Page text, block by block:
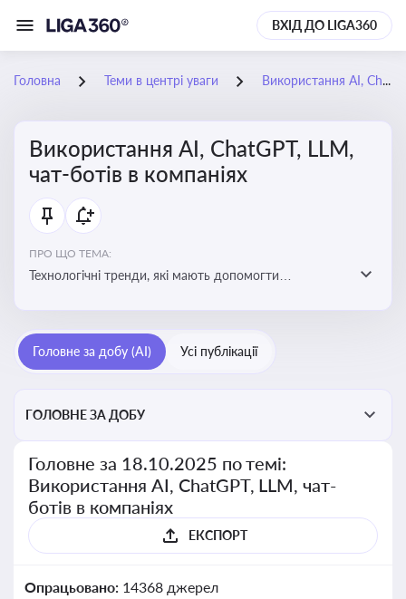
ВХІД ДО LIGA360
Головна Теми в центрі уваги Використання AI, ChatGPT, LLM, чат-ботів в компаніях
Використання AI, ChatGPT, LLM,
чат-ботів в компаніях
ПРО ЩО ТЕМА:
Технологічні тренди, які мають допомогти
ефективність і знизити витрати компаній
Головне за добу (AI) Усі публікації
ГОЛОВНЕ ЗА ДОБУ
Головне за 18.10.2025 по темі:
Використання AI, ChatGPT, LLM, чат-
ботів в компаніях
ЕКСПОРТ
Опрацьовано: 14368 джерел